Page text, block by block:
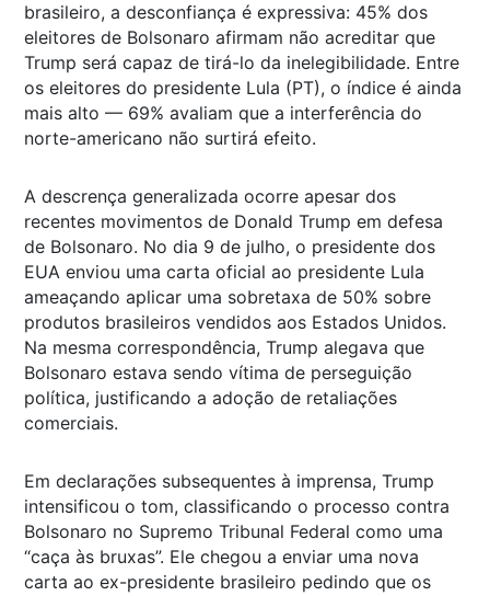
brasileiro, a desconfiança é expressiva: 45% dos
eleitores de Bolsonaro afirmam não acreditar que
Trump será capaz de tirá-lo da inelegibilidade. Entre
os eleitores do presidente Lula (PT), o índice é ainda
mais alto — 69% avaliam que a interferência do
norte-americano não surtirá efeito.
A descrença generalizada ocorre apesar dos
recentes movimentos de Donald Trump em defesa
de Bolsonaro. No dia 9 de julho, o presidente dos
EUA enviou uma carta oficial ao presidente Lula
ameaçando aplicar uma sobretaxa de 50% sobre
produtos brasileiros vendidos aos Estados Unidos.
Na mesma correspondência, Trump alegava que
Bolsonaro estava sendo vítima de perseguição
política, justificando a adoção de retaliações
comerciais.
Em declarações subsequentes à imprensa, Trump
intensificou o tom, classificando o processo contra
Bolsonaro no Supremo Tribunal Federal como uma
“caça às bruxas”. Ele chegou a enviar uma nova
carta ao ex-presidente brasileiro pedindo que os